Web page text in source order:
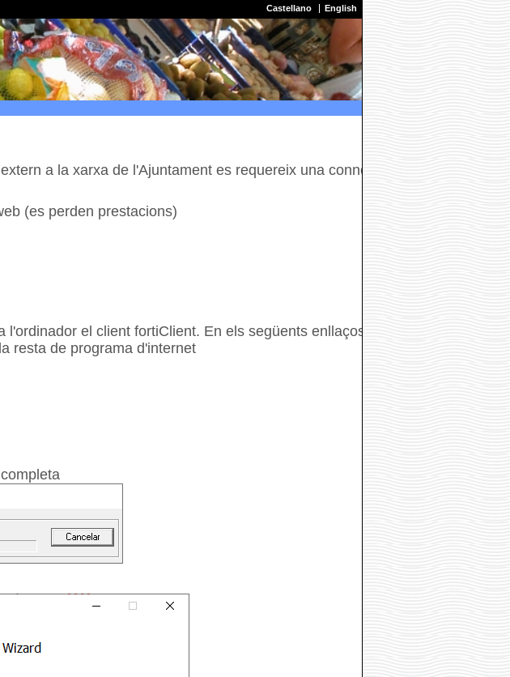
Castellano English
a la xarxa de l'Ajuntament es requereix una connexió
(es perden prestacions)
el client fortiClient. En els següents enllaços hi
resta de programa d'internet